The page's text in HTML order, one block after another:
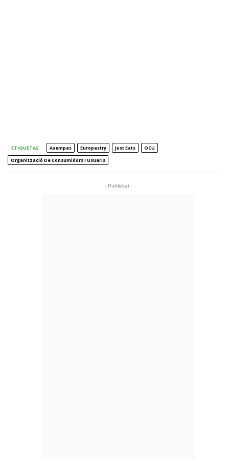
ETIQUETAS Asempas Europastry Just Eats
OCU
Organització De Consumidors I Usuaris
- Publicitat -